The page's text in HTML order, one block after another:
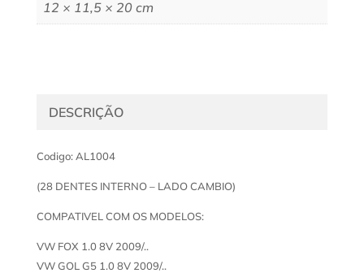
12 × 11,5 × 20 cm
DESCRIÇÃO
Codigo: AL1004
(28 DENTES INTERNO – LADO CAMBIO)
COMPATIVEL COM OS MODELOS:
VW FOX 1.0 8V 2009/..
VW GOL G5 1.0 8V 2009/..